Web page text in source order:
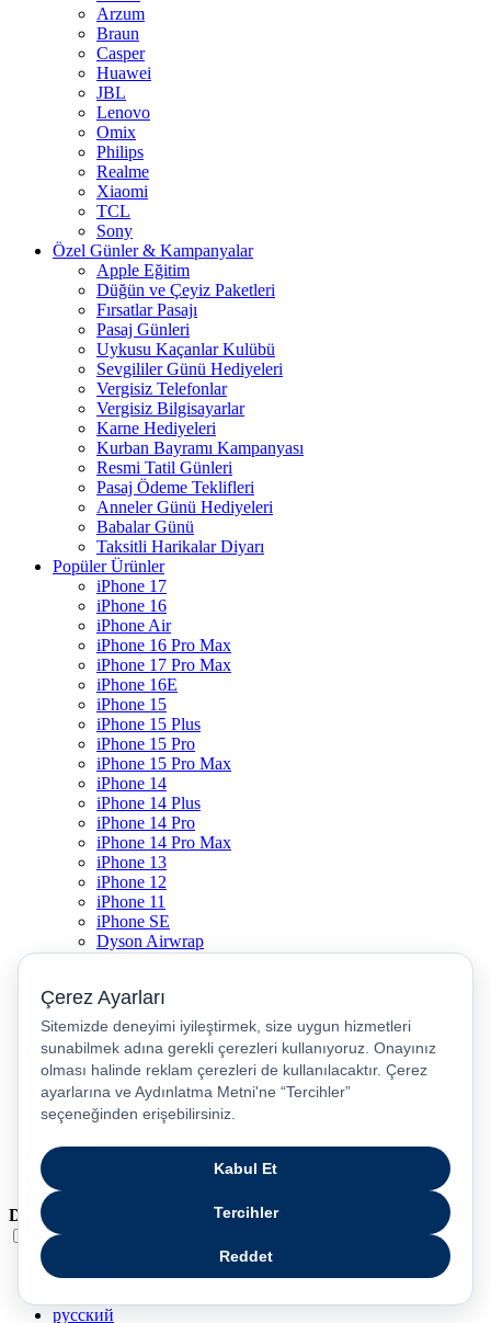
Arzum
Braun
Casper
Huawei
JBL
Lenovo
Omix
Philips
Realme
Xiaomi
TCL
Sony
Özel Günler & Kampanyalar
Apple Eğitim
Düğün ve Çeyiz Paketleri
Fırsatlar Pasajı
Pasaj Günleri
Uykusu Kaçanlar Kulübü
Sevgililer Günü Hediyeleri
Vergisiz Telefonlar
Vergisiz Bilgisayarlar
Karne Hediyeleri
Kurban Bayramı Kampanyası
Resmi Tatil Günleri
Pasaj Ödeme Teklifleri
Anneler Günü Hediyeleri
Babalar Günü
Taksitli Harikalar Diyarı
Popüler Ürünler
iPhone 17
iPhone 16
iPhone Air
iPhone 16 Pro Max
iPhone 17 Pro Max
iPhone 16E
iPhone 15
iPhone 15 Plus
iPhone 15 Pro
iPhone 15 Pro Max
iPhone 14
iPhone 14 Plus
iPhone 14 Pro
iPhone 14 Pro Max
iPhone 13
iPhone 12
iPhone 11
iPhone SE
Dyson Airwrap
Dyson Airstrait
Dyson V12
Dyson V8
Samsung Galaxy S25
Samsung Galaxy S25 Ultra
PS5 / Playstation 5
PS4 / Playstation 4
Dil
Türkçe
English
русский